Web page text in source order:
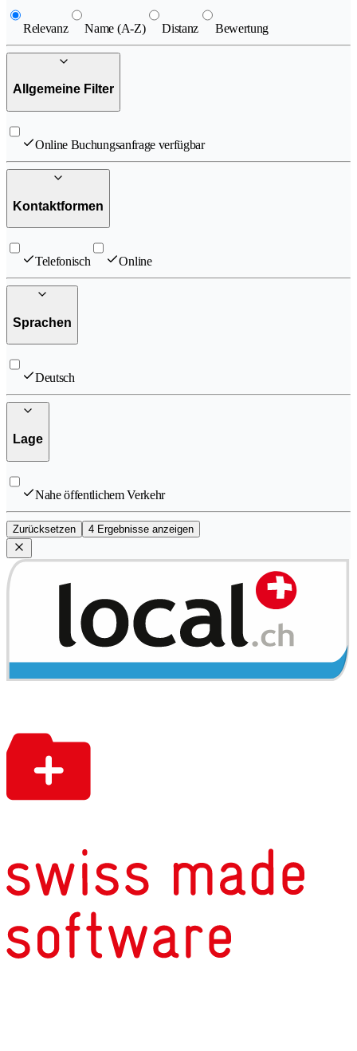
Relevanz Name (A-Z) Distanz Bewertung
Allgemeine Filter
Online Buchungsanfrage verfügbar
Kontaktformen
Telefonisch Online
Sprachen
Deutsch
Lage
Nahe öffentlichem Verkehr
Zurücksetzen 4 Ergebnisse anzeigen